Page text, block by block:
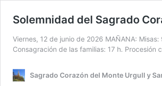
Solemnidad del Sagrado
Viernes, 12 de junio de 2026 MAÑANA:
Consagración de las familias: 17 h.
Sagrado Corazón del Monte Urgull y